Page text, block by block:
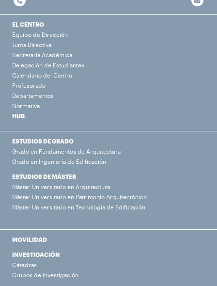
EL CENTRO
Equipo de Dirección
Junta Directiva
Secretaría Académica
Delegación de Estudiantes
Calendario del Centro
Profesorado
Departamentos
Normativa
HUB
ESTUDIOS DE GRADO
Grado en Fundamentos de Arquitectura
Grado en Ingeniería de Edificación
ESTUDIOS DE MÁSTER
Máster Universitario en Arquitectura
Máster Universitario en Patrimonio Arquitectónico
Máster Universitario en Tecnología de Edificación
MOVILIDAD
INVESTIGACIÓN
Cátedras
Grupos de Investigación